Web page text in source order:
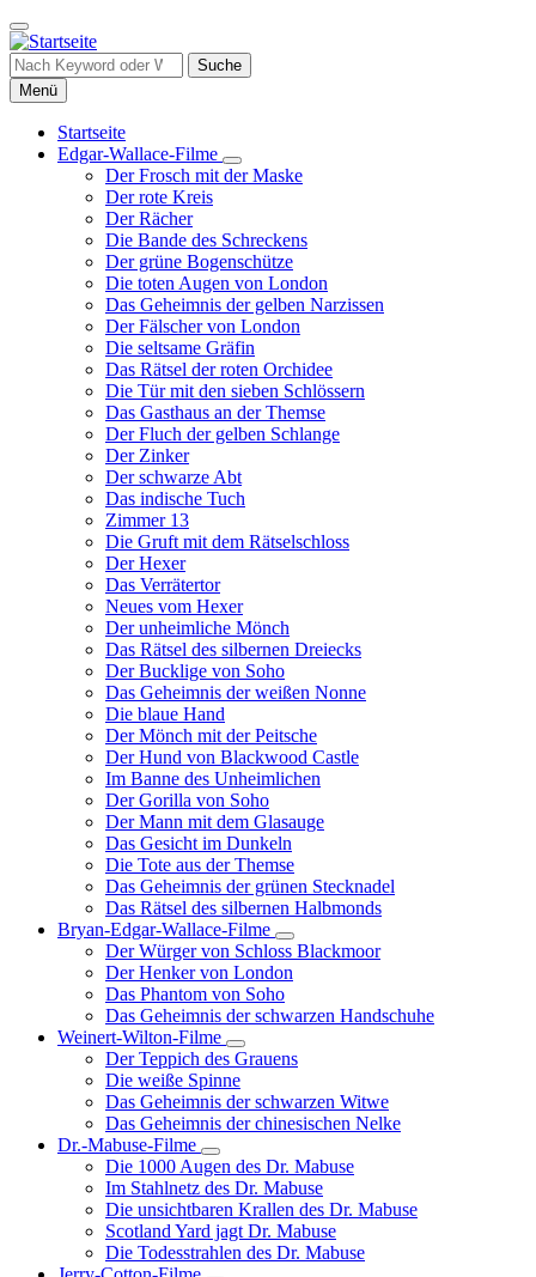
Direkt
zum
Inhalt
Suche
Menü
Hauptnavigation
Startseite
Edgar-Wallace-Filme
Unternavigation
von
Filme
Der Frosch mit der Maske
Der rote Kreis
Der Rächer
Die Bande des Schreckens
Der grüne Bogenschütze
Die toten Augen von London
Das Geheimnis der gelben Narzissen
Der Fälscher von London
Die seltsame Gräfin
Das Rätsel der roten Orchidee
Die Tür mit den sieben Schlössern
Das Gasthaus an der Themse
Der Fluch der gelben Schlange
Der Zinker
Der schwarze Abt
Das indische Tuch
Zimmer 13
Die Gruft mit dem Rätselschloss
Der Hexer
Das Verrätertor
Neues vom Hexer
Der unheimliche Mönch
Das Rätsel des silbernen Dreiecks
Der Bucklige von Soho
Das Geheimnis der weißen Nonne
Die blaue Hand
Der Mönch mit der Peitsche
Der Hund von Blackwood Castle
Im Banne des Unheimlichen
Der Gorilla von Soho
Der Mann mit dem Glasauge
Das Gesicht im Dunkeln
Die Tote aus der Themse
Das Geheimnis der grünen Stecknadel
Das Rätsel des silbernen Halbmonds
Bryan-Edgar-Wallace-Filme
Unternavigation
von
Bryan-
Wallace-
Der Würger von Schloss Blackmoor
Der Henker von London
Das Phantom von Soho
Das Geheimnis der schwarzen Handschuhe
Weinert-Wilton-Filme
Unternavigation
von
Weinert-
Wilton-
Filme
Der Teppich des Grauens
Die weiße Spinne
Das Geheimnis der schwarzen Witwe
Das Geheimnis der chinesischen Nelke
Dr.-Mabuse-Filme
Unternavigation
von
Dr.-
Mabuse-
Filme
Die 1000 Augen des Dr. Mabuse
Im Stahlnetz des Dr. Mabuse
Die unsichtbaren Krallen des Dr. Mabuse
Scotland Yard jagt Dr. Mabuse
Die Todesstrahlen des Dr. Mabuse